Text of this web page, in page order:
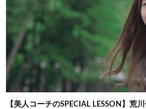
【美人コーチのSPECIAL LESSON】荒